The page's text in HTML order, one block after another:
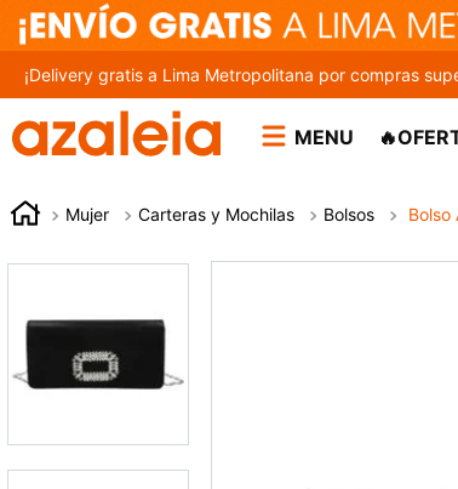
¡Delivery gratis a Lima Metropolitana por compras
MENU
Mujer Carteras y Mochilas Bolsos Bolso